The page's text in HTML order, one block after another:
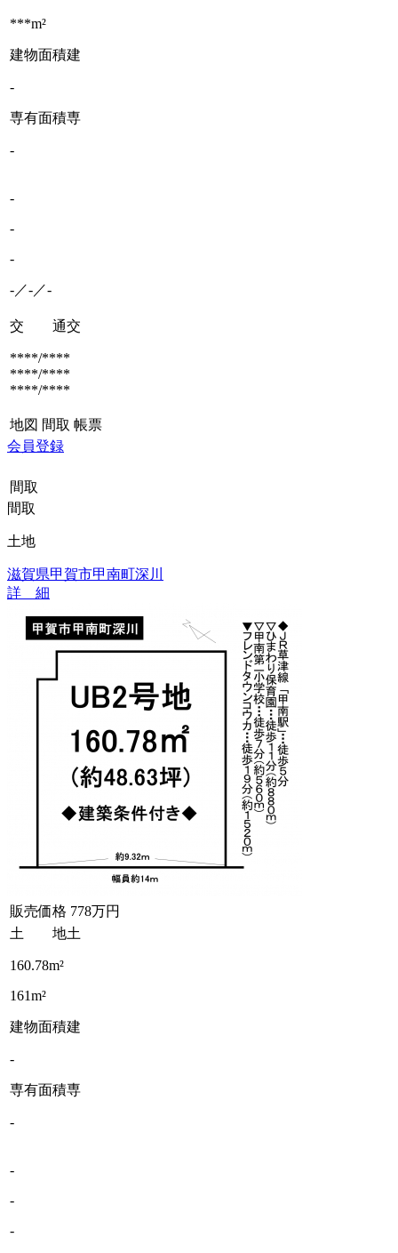
***m²
建物面積建
-
専有面積専
-
-
-
-
-／-／-
交 通交
****/****
****/****
****/****
地図 間取 帳票
会員登録
間取
間取
土地
滋賀県甲賀市甲南町深川
詳 細
販売価格 778万円
土 地土
160.78m²
161m²
建物面積建
-
専有面積専
-
-
-
-